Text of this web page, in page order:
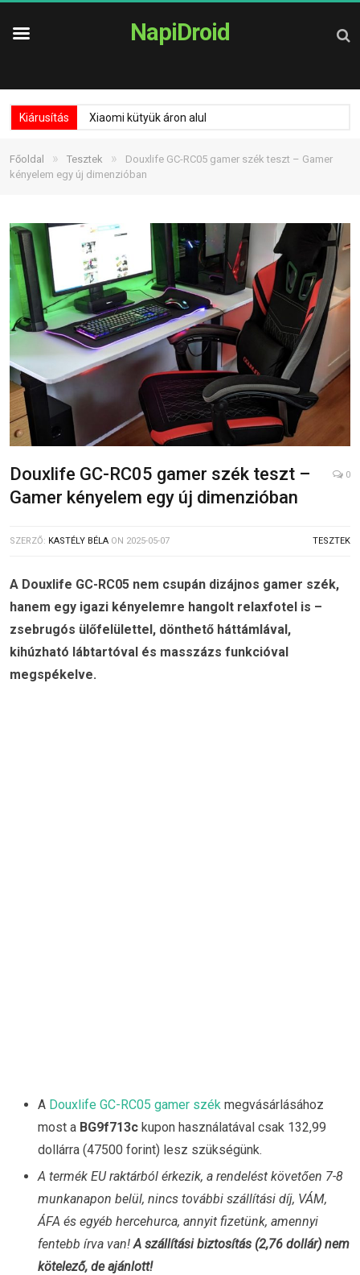
NapiDroid
Kiárusítás Xiaomi kütyük áron alul
Főoldal » Tesztek »
Douxlife GC-RC05 gamer szék teszt – Gamer
kényelem egy új dimenzióban
Douxlife GC-RC05 gamer szék teszt –
Gamer kényelem egy új dimenzióban
0
SZERZŐ: KASTÉLY BÉLA ON 2025-05-07 TESZTEK
A Douxlife GC-RC05 nem csupán dizájnos gamer szék,
hanem egy igazi kényelemre hangolt relaxfotel is –
zsebrugós ülőfelülettel, dönthető háttámlával,
kihúzható lábtartóval és masszázs funkcióval
megspékelve.
A Douxlife GC-RC05 gamer szék megvásárlásához
most a BG9f713c kupon használatával csak 132,99
dollárra (47500 forint) lesz szükségünk.
A termék EU raktárból érkezik, a rendelést követően 7-8
munkanapon belül, nincs további szállítási díj, VÁM,
ÁFA és egyéb hercehurca, annyit fizetünk, amennyi
fentebb írva van!A szállítási biztosítás (2,76 dollár) nem
kötelező, de ajánlott!